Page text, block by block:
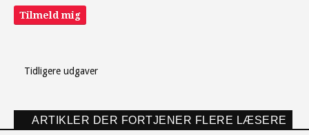
Tilmeld mig
Tidligere udgaver
ARTIKLER DER FORTJENER FLERE LÆSERE